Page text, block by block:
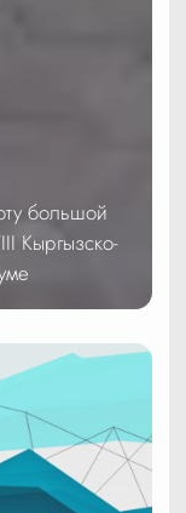
большой
Кыргызско-